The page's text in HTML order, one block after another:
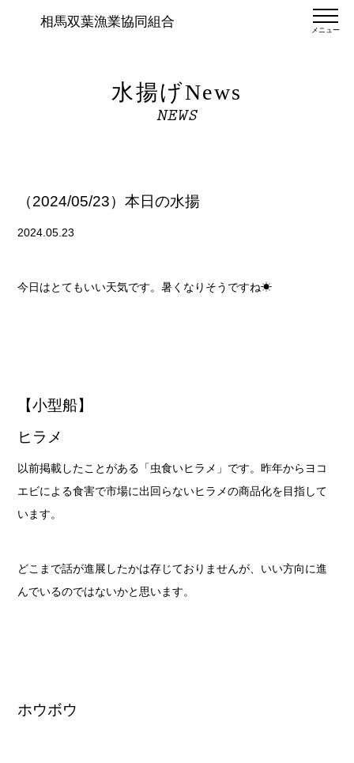
相馬双葉漁業協同組合
メニュー
水揚げNews
NEWS
（2024/05/23）本日の水揚
2024.05.23
今日はとてもいい天気です。暑くなりそうですね☀
【小型船】
ヒラメ
以前掲載したことがある「虫食いヒラメ」です。昨年からヨコ
エビによる食害で市場に出回らないヒラメの商品化を目指して
います。
どこまで話が進展したかは存じておりませんが、いい方向に進
んでいるのではないかと思います。
ホウボウ